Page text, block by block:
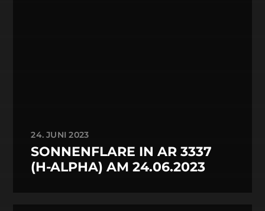
24. JUNI 2023
SONNENFLARE IN AR 3337
(H-ALPHA) AM 24.06.2023